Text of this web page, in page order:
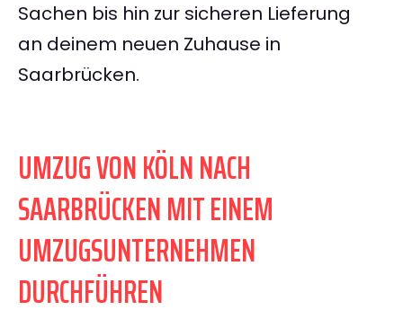
Sachen bis hin zur sicheren Lieferung
an deinem neuen Zuhause in
Saarbrücken.
UMZUG VON KÖLN NACH
SAARBRÜCKEN MIT EINEM
UMZUGSUNTERNEHMEN
DURCHFÜHREN